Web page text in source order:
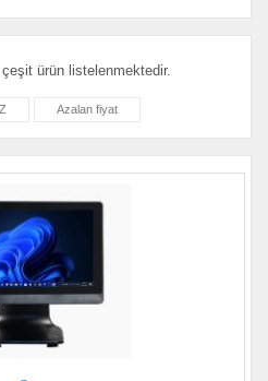
ürün listelenmektedir.
Azalan fiyat